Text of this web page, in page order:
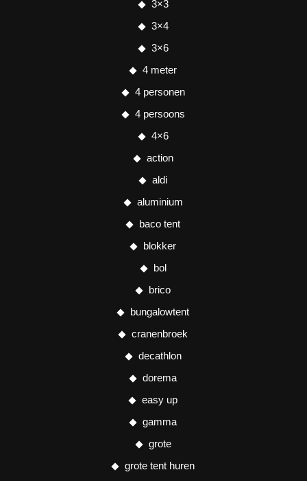
3×3
3×4
3×6
4 meter
4 personen
4 persoons
4×6
action
aldi
aluminium
baco tent
blokker
bol
brico
bungalowtent
cranenbroek
decathlon
dorema
easy up
gamma
grote
grote tent huren